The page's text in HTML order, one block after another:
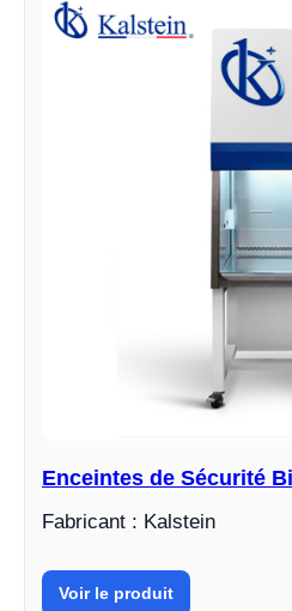
Enceintes de Sécurité
Fabricant : Kalstein
Voir le produit